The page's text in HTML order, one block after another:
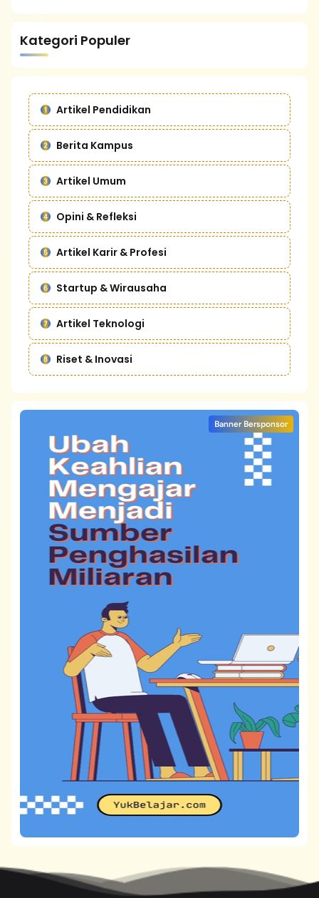
Kategori Populer
Artikel Pendidikan
Berita Kampus
Artikel Umum
Opini & Refleksi
Artikel Karir & Profesi
Startup & Wirausaha
Artikel Teknologi
Riset & Inovasi
Banner Bersponsor